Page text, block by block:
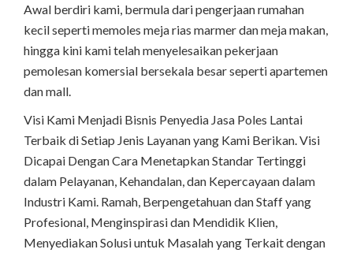
Awal berdiri kami, bermula dari pengerjaan rumahan
kecil seperti memoles meja rias marmer dan meja makan,
hingga kini kami telah menyelesaikan pekerjaan
pemolesan komersial bersekala besar seperti apartemen
dan mall.
Visi Kami Menjadi Bisnis Penyedia Jasa Poles Lantai
Terbaik di Setiap Jenis Layanan yang Kami Berikan. Visi
Dicapai Dengan Cara Menetapkan Standar Tertinggi
dalam Pelayanan, Kehandalan, dan Kepercayaan dalam
Industri Kami. Ramah, Berpengetahuan dan Staff yang
Profesional, Menginspirasi dan Mendidik Klien,
Menyediakan Solusi untuk Masalah yang Terkait dengan